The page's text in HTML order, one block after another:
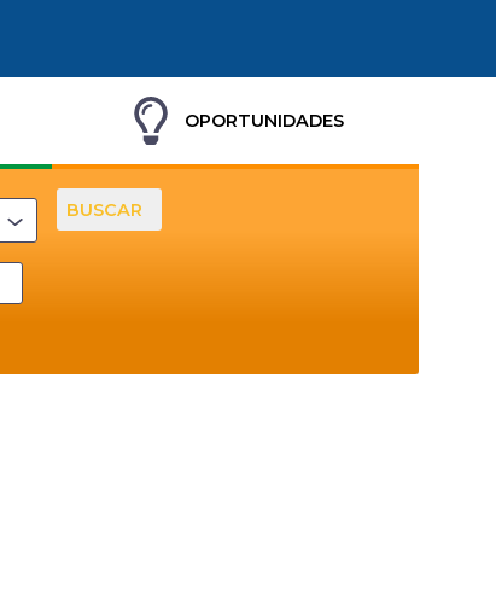
OPORTUNIDADES
BUSCAR